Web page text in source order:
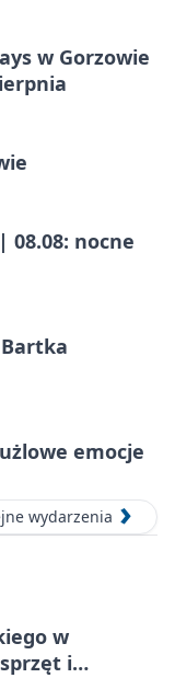
w Gorzowie
08.08: nocne
emocje
wydarzenia
w
i